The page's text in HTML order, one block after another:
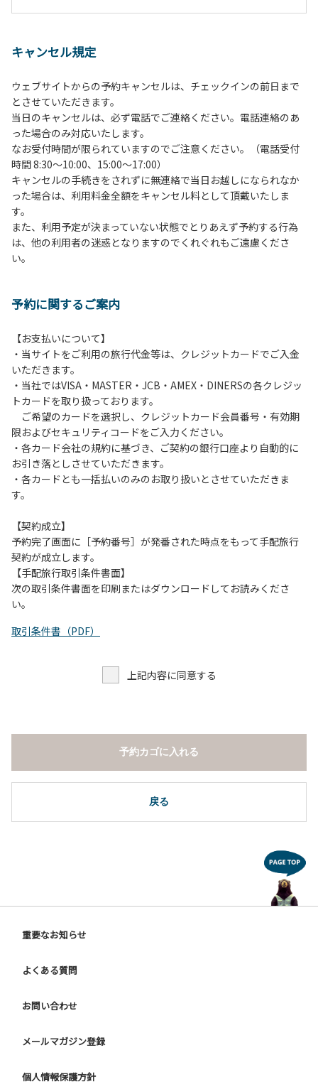
２、中学生以下だけでの利用はできません。高校生以上の方
３、テントサイト（多目的広場を含む。）の使用は、事前に
予約いただいた方のみで、連泊の方を除き、正午からです。
基本的に、テント1張りにつき1区画の予約をお願いします。
管理棟にてチェックインの手続きを行ってください。午後3
時前にお越しの方は、午後3時になりましたら管理棟にて手
続きを行ってください。午後5時過ぎにお越しの方は、翌朝
手続きを行ってください。
４、車両は、荷物の積み下ろし時以外は、駐車場にとめてく
ださい。
５、チェックアウトは、午前10時まで（日帰り使用の場合は
午後5時まで）です。チェックインの手続きを行っていない
方や使用人数が増えた場合は、必ず手続きを行ってくださ
ら午前10時までの間にゴミステーションに出してください。
は、お持ち帰りをお願いします。
【禁止事項】
カラオケ、発電機、地面での直火による焚き火、キャンプフ
ァイヤー、打ち上げ式花火、テントサウナの設置
【注意事項】
当キャンプ場のそばを流れる歴舟川は、上流で雨が降ると短
時間で増水し、川原で遊んでいると大変危険な状態になりや
すく、過去にも増水により人が流される事故が数件起きてい
（１）川原にテントやタープを張らない。
（２）雨が降ったときは川原で遊ばない。
（３）カムイコタン公園キャンプ場で雨が降らなくても、上
流で雨が降り急に増水することがあるので、水の濁りに注意
し、濁り始めたときには直ちに川原での遊びを中止する。
（４）キャンプ場の管理者や地元住民から川についての注意
キャンセル規定
ウェブサイトからの予約キャンセルは、チェックインの前日まで
とさせていただきます。
当日のキャンセルは、必ず電話でご連絡ください。電話連絡のあ
った場合のみ対応いたします。
なお受付時間が限られていますのでご注意ください。（電話受付
時間 8:30～10:00、15:00～17:00）
キャンセルの手続きをされずに無連絡で当日お越しになられなか
った場合は、利用料金全額をキャンセル料として頂戴いたしま
す。
また、利用予定が決まっていない状態でとりあえず予約する行為
は、他の利用者の迷惑となりますのでくれぐれもご遠慮くださ
い。
予約に関するご案内
【お支払いについて】
・当サイトをご利用の旅行代金等は、クレジットカードでご入金
いただきます。
・当社ではVISA・MASTER・JCB・AMEX・DINERSの各クレジッ
トカードを取り扱っております。
ご希望のカードを選択し、クレジットカード会員番号・有効期
限およびセキュリティコードをご入力ください。
・各カード会社の規約に基づき、ご契約の銀行口座より自動的に
お引き落としさせていただきます。
・各カードとも一括払いのみのお取り扱いとさせていただきま
す。
【契約成立】
予約完了画面に［予約番号］が発番された時点をもって手配旅行
契約が成立します。
【手配旅行取引条件書面】
次の取引条件書面を印刷またはダウンロードしてお読みくださ
い。
取引条件書（PDF）
上記内容に同意する
戻る
予約カゴに入れる
重要なお知らせ
よくある質問
お問い合わせ
メールマガジン登録
個人情報保護方針